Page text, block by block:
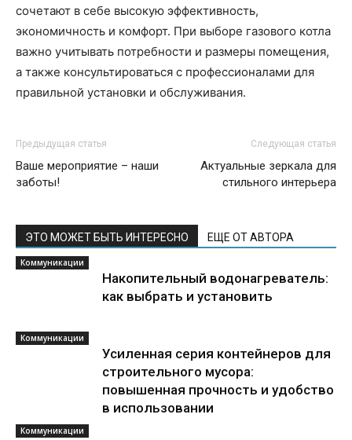
сочетают в себе высокую эффективность,
экономичность и комфорт. При выборе газового котла
важно учитывать потребности и размеры помещения,
а также консультироваться с профессионалами для
правильной установки и обслуживания.
Предыдущая статья
Ваше мероприятие – наши
заботы!
Следующая статья
Актуальные зеркала для
стильного интерьера
ЭТО МОЖЕТ БЫТЬ ИНТЕРЕСНО ЕЩЕ ОТ АВТОРА
Коммуникации
Накопительный водонагреватель:
как выбрать и установить
Коммуникации
Усиленная серия контейнеров для
строительного мусора:
повышенная прочность и удобство
в использовании
Коммуникации